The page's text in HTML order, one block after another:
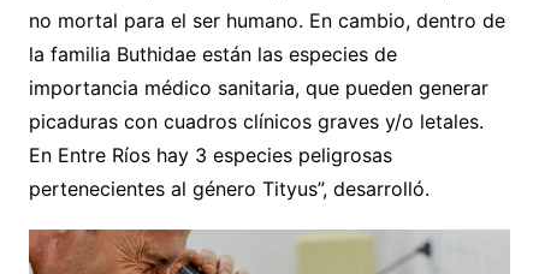
no mortal para el ser humano. En cambio, dentro de
la familia Buthidae están las especies de
importancia médico sanitaria, que pueden generar
picaduras con cuadros clínicos graves y/o letales.
En Entre Ríos hay 3 especies peligrosas
pertenecientes al género Tityus”, desarrolló.